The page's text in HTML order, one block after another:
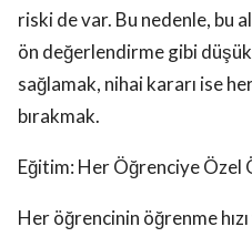
riski de var. Bu nedenle, bu
ön değerlendirme gibi
sağlamak, nihai kararı ise
bırakmak.
Eğitim: Her Öğrenciye Özel
Her öğrencinin öğrenme